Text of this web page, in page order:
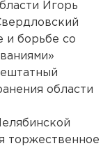
Игорь
и борьбе со
области
торжественное